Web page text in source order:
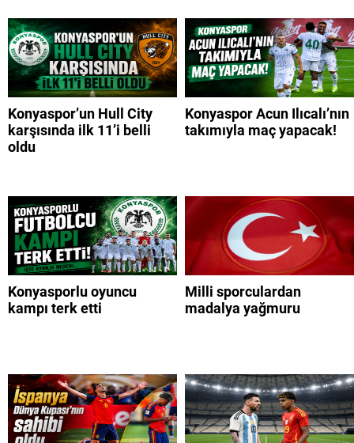
Konyaspor’un Hull City
karşısında ilk 11’i belli
oldu
Konyaspor Acun Ilıcalı’nın
takımıyla maç yapacak!
Konyasporlu oyuncu
kampı terk etti
Milli sporculardan
madalya yağmuru